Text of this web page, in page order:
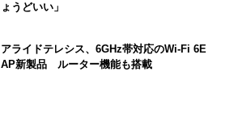
ょうどいい」
アライドテレシス、6GHz帯対応のWi-Fi 6E
AP新製品 ルーター機能も搭載